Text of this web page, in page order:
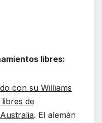
libres:
con su Williams
de
. El alemán